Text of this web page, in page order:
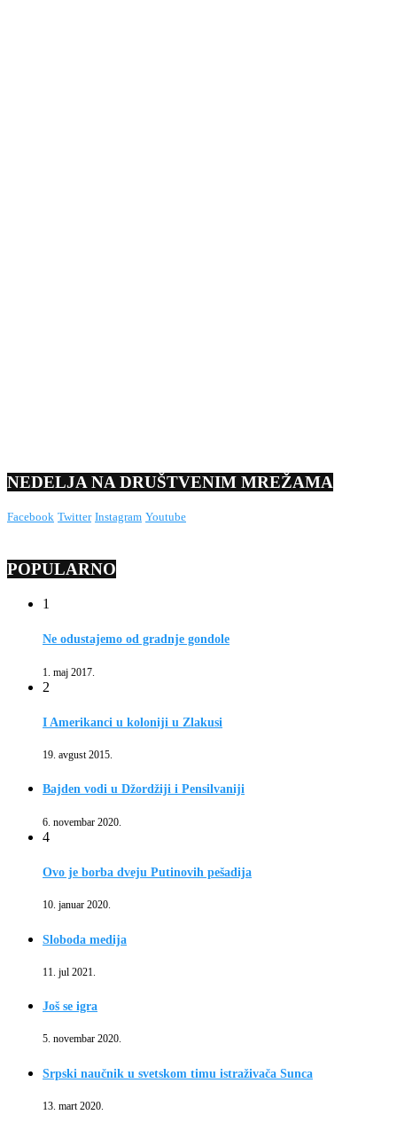
NEDELJA NA DRUŠTVENIM MREŽAMA
Facebook Twitter Instagram Youtube
POPULARNO
1
Ne odustajemo od gradnje gondole
1. maj 2017.
2
I Amerikanci u koloniji u Zlakusi
19. avgust 2015.
Bajden vodi u Džordžiji i Pensilvaniji
6. novembar 2020.
4
Ovo je borba dveju Putinovih pešadija
10. januar 2020.
Sloboda medija
11. jul 2021.
Još se igra
5. novembar 2020.
Srpski naučnik u svetskom timu istraživača Sunca
13. mart 2020.